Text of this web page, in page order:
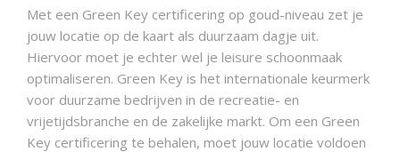
Met een Green Key certificering op goud-niveau zet je
jouw locatie op de kaart als duurzaam dagje uit.
Hiervoor moet je echter wel je leisure schoonmaak
optimaliseren. Green Key is het internationale keurmerk
voor duurzame bedrijven in de recreatie- en
vrijetijdsbranche en de zakelijke markt. Om een Green
Key certificering te behalen, moet jouw locatie voldoen